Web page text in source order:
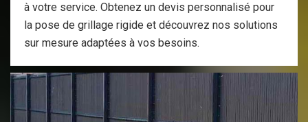
à votre service. Obtenez un devis personnalisé pour
la pose de grillage rigide et découvrez nos solutions
sur mesure adaptées à vos besoins.